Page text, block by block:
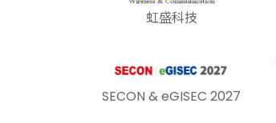
虹盛科技
SECON & eGISEC 2027